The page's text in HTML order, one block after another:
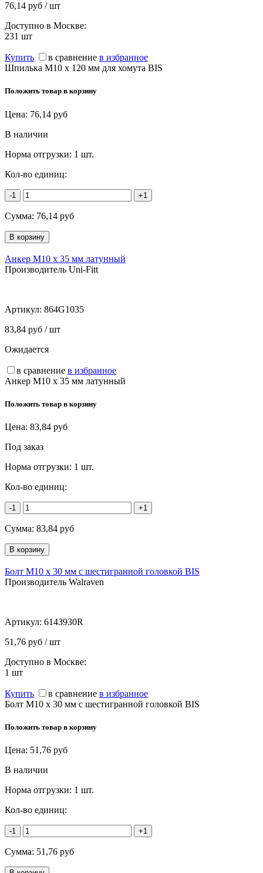
76,14 руб / шт
Доступно в Москве:
231 шт
Купить в сравнение в избранное
Шпилька М10 х 120 мм для хомута BIS
Положить товар в корзину
Цена: 76,14 руб
В наличии
Норма отгрузки: 1 шт.
Кол-во единиц:
-1 +1
Сумма: 76,14 руб
Анкер М10 х 35 мм латунный
Производитель Uni-Fitt
Артикул: 864G1035
83,84 руб / шт
Ожидается
в сравнение в избранное
Анкер М10 х 35 мм латунный
Положить товар в корзину
Цена: 83,84 руб
Под заказ
Норма отгрузки: 1 шт.
Кол-во единиц:
-1 +1
Сумма: 83,84 руб
Болт М10 х 30 мм с шестигранной головкой BIS
Производитель Walraven
Артикул: 6143930R
51,76 руб / шт
Доступно в Москве:
1 шт
Купить в сравнение в избранное
Болт М10 х 30 мм с шестигранной головкой BIS
Положить товар в корзину
Цена: 51,76 руб
В наличии
Норма отгрузки: 1 шт.
Кол-во единиц:
-1 +1
Сумма: 51,76 руб